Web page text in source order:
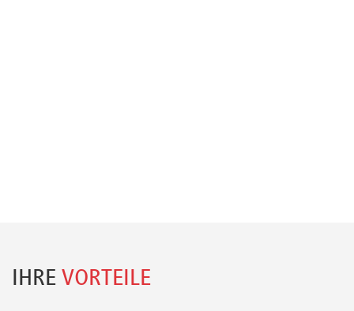
IHRE VORTEILE